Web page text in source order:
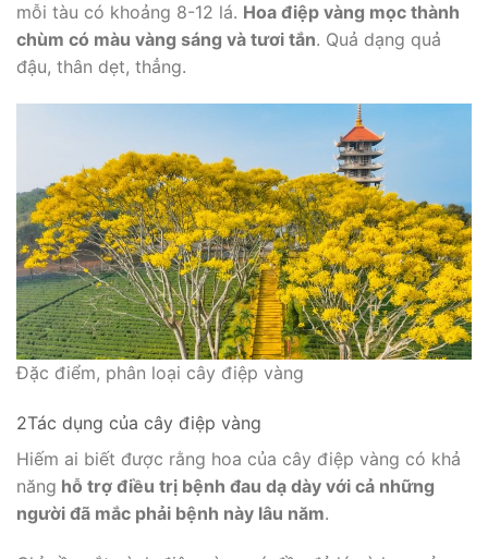
mỗi tàu có khoảng 8-12 lá. Hoa điệp vàng mọc thành
chùm có màu vàng sáng và tươi tắn. Quả dạng quả
đậu, thân dẹt, thẳng.
Đặc điểm, phân loại cây điệp vàng
2Tác dụng của cây điệp vàng
Hiếm ai biết được rằng hoa của cây điệp vàng có khả
năng hỗ trợ điều trị bệnh đau dạ dày với cả những
người đã mắc phải bệnh này lâu năm.